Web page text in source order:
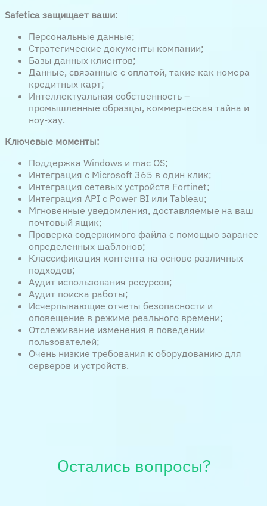
Safetica защищает ваши:
Персональные данные;
Cтратегические документы компании;
Базы данных клиентов;
Данные, связанные с оплатой, такие как номера
кредитных карт;
Интеллектуальная собственность –
промышленные образцы, коммерческая тайна и
ноу-хау.
Ключевые моменты:
Поддержка Windows и mac OS;
Интеграция с Microsoft 365 в один клик;
Интеграция сетевых устройств Fortinet;
Интеграция API с Power BI или Tableau;
Мгновенные уведомления, доставляемые на ваш
почтовый ящик;
Проверка содержимого файла с помощью заранее
определенных шаблонов;
Классификация контента на основе различных
подходов;
Аудит использования ресурсов;
Аудит поиска работы;
Исчерпывающие отчеты безопасности и
оповещение в режиме реального времени;
Отслеживание изменения в поведении
пользователей;
Очень низкие требования к оборудованию для
серверов и устройств.
Остались вопросы?